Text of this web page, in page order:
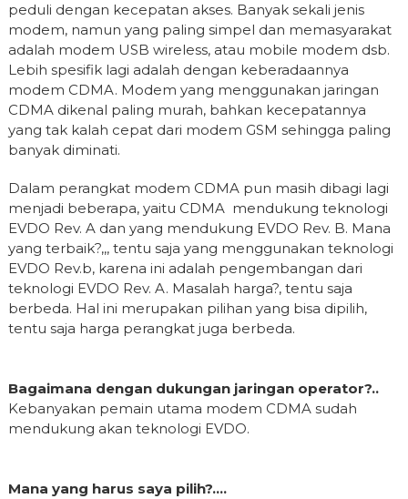
peduli dengan kecepatan akses. Banyak sekali jenis
modem, namun yang paling simpel dan memasyarakat
adalah modem USB wireless, atau mobile modem dsb.
Lebih spesifik lagi adalah dengan keberadaannya
modem CDMA. Modem yang menggunakan jaringan
CDMA dikenal paling murah, bahkan kecepatannya
yang tak kalah cepat dari modem GSM sehingga paling
banyak diminati.
Dalam perangkat modem CDMA pun masih dibagi lagi
menjadi beberapa, yaitu CDMA mendukung teknologi
EVDO Rev. A dan yang mendukung EVDO Rev. B. Mana
yang terbaik?,,, tentu saja yang menggunakan teknologi
EVDO Rev.b, karena ini adalah pengembangan dari
teknologi EVDO Rev. A. Masalah harga?, tentu saja
berbeda. Hal ini merupakan pilihan yang bisa dipilih,
tentu saja harga perangkat juga berbeda.
Bagaimana dengan dukungan jaringan operator?..
Kebanyakan pemain utama modem CDMA sudah
mendukung akan teknologi EVDO.
Mana yang harus saya pilih?….